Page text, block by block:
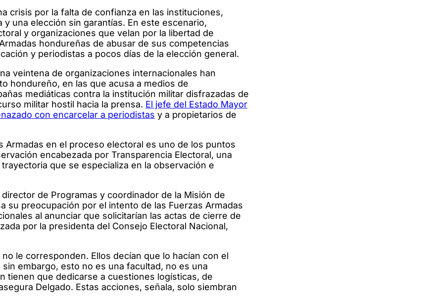
crisis por la falta de confianza en las instituciones,
una elección sin garantías. En este escenario,
y organizaciones que velan por la libertad de
hondureñas de abusar de sus competencias
y periodistas a pocos días de la elección general.
veintena de organizaciones internacionales han
hondureño, en las que acusa a medios de
mediáticas contra la institución militar disfrazadas de
militar hostil hacia la prensa. El jefe del Estado Mayor
con encarcelar a periodistas y a propietarios de
Armadas en el proceso electoral es uno de los puntos
encabezada por Transparencia Electoral, una
que se especializa en la observación e
de Programas y coordinador de la Misión de
su preocupación por el intento de las Fuerzas Armadas
al anunciar que solicitarían las actas de cierre de
por la presidenta del Consejo Electoral Nacional,
le corresponden. Ellos decían que lo hacían con el
embargo, esto no es una facultad, no es una
tienen que dedicarse a cuestiones logísticas, de
Delgado. Estas acciones, señala, solo siembran